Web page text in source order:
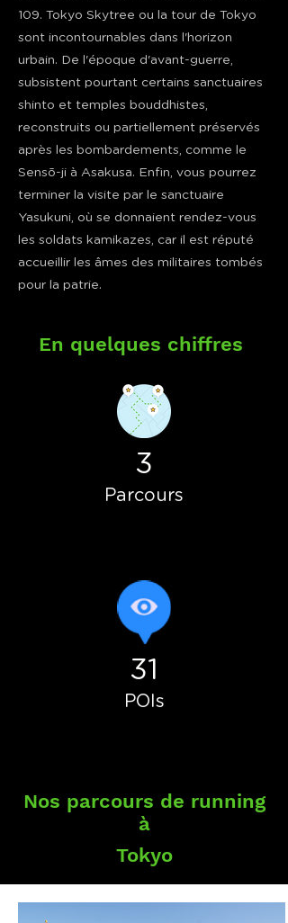
109. Tokyo Skytree ou la tour de Tokyo
sont incontournables dans l'horizon
urbain. De l'époque d'avant-guerre,
subsistent pourtant certains sanctuaires
shinto et temples bouddhistes,
reconstruits ou partiellement préservés
après les bombardements, comme le
Sensō-ji à Asakusa. Enfin, vous pourrez
terminer la visite par le sanctuaire
Yasukuni, où se donnaient rendez-vous
les soldats kamikazes, car il est réputé
accueillir les âmes des militaires tombés
pour la patrie.
En quelques chiffres
3
Parcours
31
POIs
Nos parcours de running
à
Tokyo